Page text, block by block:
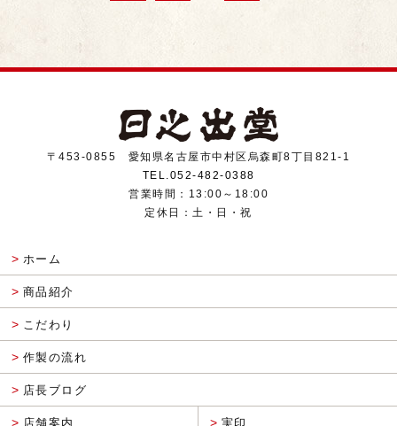
〒453-0855 愛知県名古屋市中村区烏森町8丁目821-1
TEL.052-482-0388
営業時間：13:00～18:00
定休日：土・日・祝
ホーム
商品紹介
こだわり
作製の流れ
店長ブログ
店舗案内 実印